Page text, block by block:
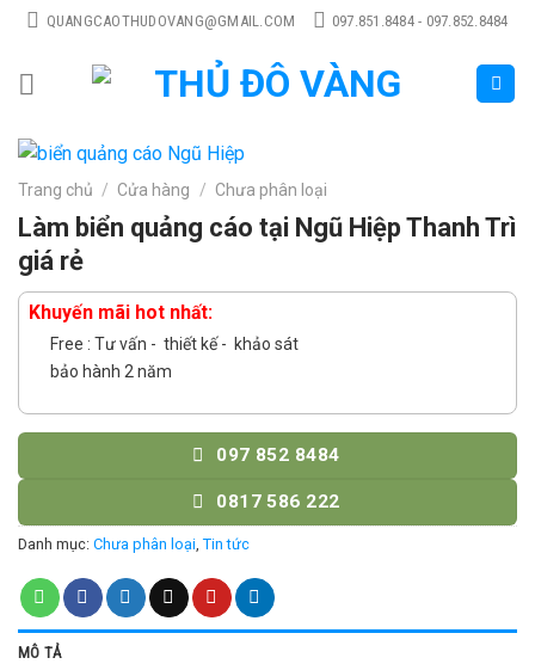
Skip
content
QUANGCAOTHUDOVANG@GMAIL.COM 097.851.8484 - 097.852.8484
Trang chủ / Cửa hàng / Chưa phân loại
Làm biển quảng cáo tại Ngũ Hiệp Thanh Trì
giá rẻ
Khuyến mãi hot nhất:
Free : Tư vấn - thiết kế - khảo sát
bảo hành 2 năm
097 852 8484
0817 586 222
Danh mục: Chưa phân loại, Tin tức
MÔ TẢ